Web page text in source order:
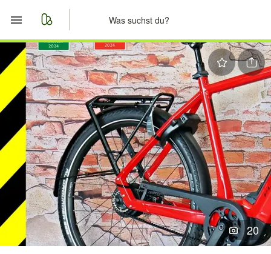
Start
Merkliste
Nachrichten
Anzeige aufgeben
20